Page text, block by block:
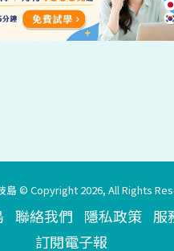
島 © Copyright 2026, All Rights
聯絡我們 隱私政策 服
訂閱電子報